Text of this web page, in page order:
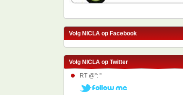
Volg NICLA op Facebook
Volg NICLA op Twitter
RT @": "